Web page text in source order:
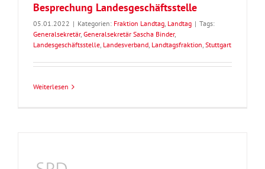
Besprechung Landesgeschäftsstelle
05.01.2022 | Kategorien: Fraktion Landtag, Landtag | Tags:
Generalsekretär, Generalsekretär Sascha Binder,
Landesgeschäftsstelle, Landesverband, Landtagsfraktion, Stuttgart
Weiterlesen